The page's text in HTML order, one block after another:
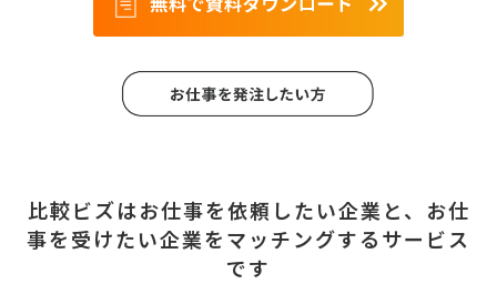
比較ビズはお仕事を依頼したい企業と、 お仕
事を受けたい企業をマッチングするサービス
です